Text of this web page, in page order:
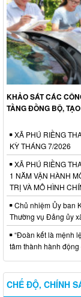
KHẢO SÁT CÁC
TẦNG ĐỒNG BỘ,
XÃ PHÚ RIỀNG
KỲ THÁNG 7/2026
XÃ PHÚ RIỀNG
1 NĂM VẬN HÀNH
TRỊ VÀ MÔ HÌNH
Chủ nhiệm Ủy ban
Thường vụ Đảng ủy
“Đoàn kết là mệnh
tâm thành hành động
CHẾ ĐỘ, CHÍNH